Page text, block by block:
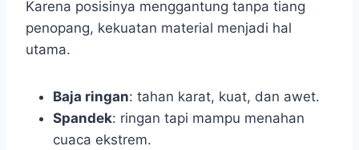
Karena posisinya menggantung tanpa tiang
penopang, kekuatan material menjadi hal
utama.
Baja ringan: tahan karat, kuat, dan awet.
Spandek: ringan tapi mampu menahan
cuaca ekstrem.